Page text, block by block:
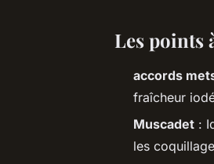
Les points
accords
fraîcheur
Muscadet :
les